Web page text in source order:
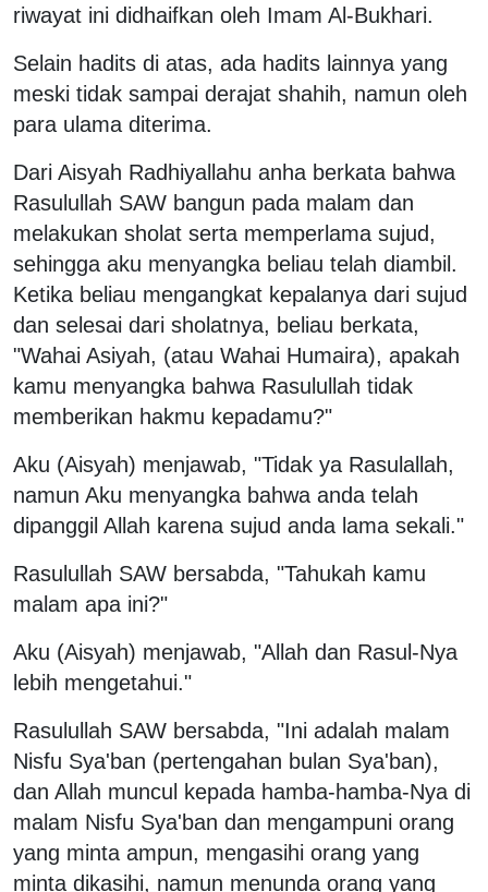
riwayat ini didhaifkan oleh Imam Al-Bukhari.
Selain hadits di atas, ada hadits lainnya yang
meski tidak sampai derajat shahih, namun oleh
para ulama diterima.
Dari Aisyah Radhiyallahu anha berkata bahwa
Rasulullah SAW bangun pada malam dan
melakukan sholat serta memperlama sujud,
sehingga aku menyangka beliau telah diambil.
Ketika beliau mengangkat kepalanya dari sujud
dan selesai dari sholatnya, beliau berkata,
"Wahai Asiyah, (atau Wahai Humaira), apakah
kamu menyangka bahwa Rasulullah tidak
memberikan hakmu kepadamu?"
Aku (Aisyah) menjawab, "Tidak ya Rasulallah,
namun Aku menyangka bahwa anda telah
dipanggil Allah karena sujud anda lama sekali."
Rasulullah SAW bersabda, "Tahukah kamu
malam apa ini?"
Aku (Aisyah) menjawab, "Allah dan Rasul-Nya
lebih mengetahui."
Rasulullah SAW bersabda, "Ini adalah malam
Nisfu Sya'ban (pertengahan bulan Sya'ban),
dan Allah muncul kepada hamba-hamba-Nya di
malam Nisfu Sya'ban dan mengampuni orang
yang minta ampun, mengasihi orang yang
minta dikasihi, namun menunda orang yang